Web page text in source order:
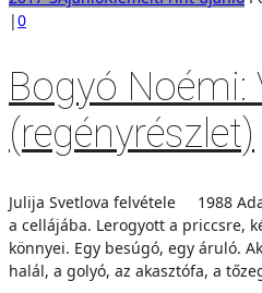
|0
Bogyó Noémi:
(regényrészlet)
Julija Svetlova felvétele 1988
a cellájába. Lerogyott a priccsre,
könnyei. Egy besúgó, egy áruló.
halál, a golyó, az akasztófa, a